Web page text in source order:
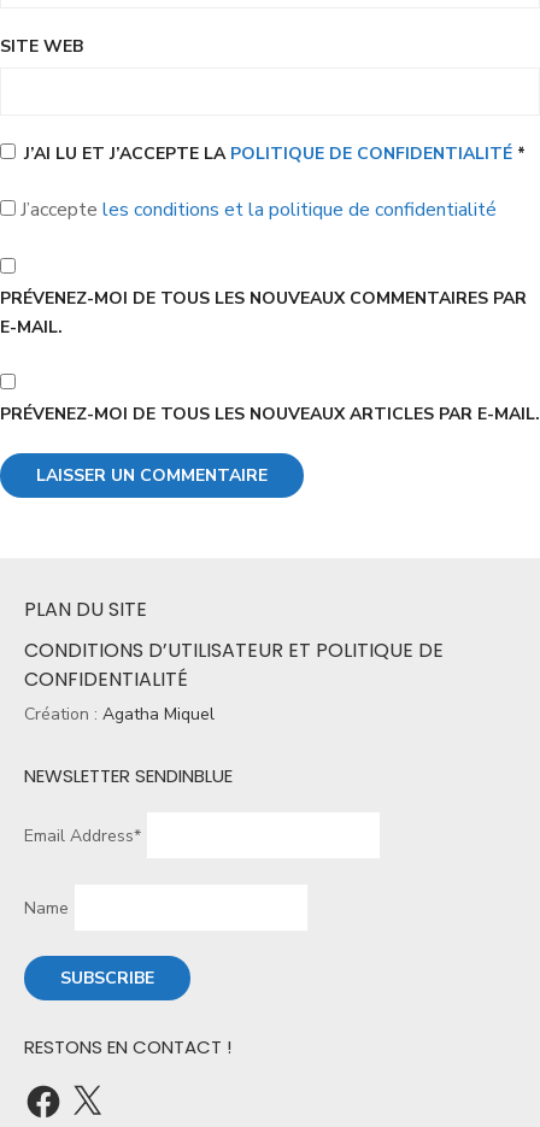
SITE WEB
J’AI LU ET J’ACCEPTE LA POLITIQUE DE CONFIDENTIALITÉ *
J’accepte les conditions et la politique de confidentialité
PRÉVENEZ-MOI DE TOUS LES NOUVEAUX COMMENTAIRES PAR
E-MAIL.
PRÉVENEZ-MOI DE TOUS LES NOUVEAUX ARTICLES PAR E-MAIL.
PLAN DU SITE
CONDITIONS D’UTILISATEUR ET POLITIQUE DE
CONFIDENTIALITÉ
Création : Agatha Miquel
NEWSLETTER SENDINBLUE
Email Address*
Name
RESTONS EN CONTACT !